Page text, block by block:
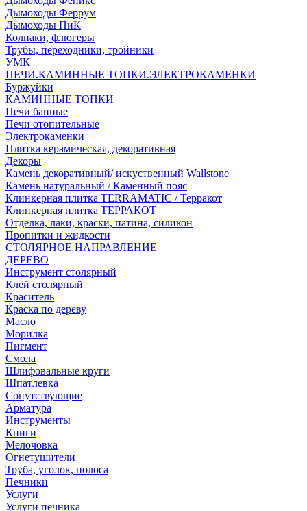
Дымоходы Феррум
Дымоходы ПиК
Колпаки, флюгеры
Трубы, переходники, тройники
УМК
ПЕЧИ.КАМИННЫЕ ТОПКИ.ЭЛЕКТРОКАМЕНКИ
Буржуйки
КАМИННЫЕ ТОПКИ
Печи банные
Печи отопительные
Электрокаменки
Плитка керамическая, декоративная
Декоры
Камень декоративный/ искуственный Wallstone
Камень натуральный / Каменный пояс
Клинкерная плитка TERRAMATIC / Терракот
Клинкерная плитка ТЕРРАКОТ
Отделка, лаки, краски, патина, силикон
Пропитки и жидкости
СТОЛЯРНОЕ НАПРАВЛЕНИЕ
ДЕРЕВО
Инструмент столярный
Клей столярный
Краситель
Краска по дереву
Масло
Морилка
Пигмент
Смола
Шлифовальные круги
Шпатлевка
Сопутствующие
Арматура
Инструменты
Книги
Мелочовка
Огнетушители
Труба, уголок, полоса
Печники
Услуги
Услуги печника